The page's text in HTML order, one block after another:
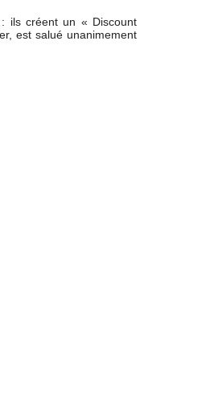
ils créent un « Discount
est salué unanimement